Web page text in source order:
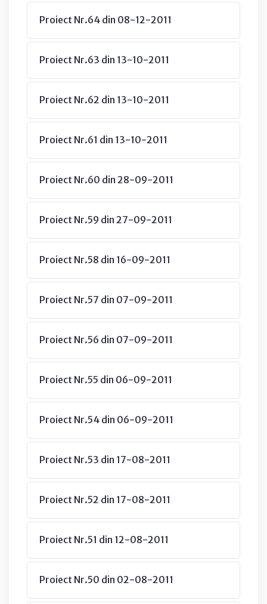
Proiect Nr.64 din 08-12-2011
Proiect Nr.63 din 13-10-2011
Proiect Nr.62 din 13-10-2011
Proiect Nr.61 din 13-10-2011
Proiect Nr.60 din 28-09-2011
Proiect Nr.59 din 27-09-2011
Proiect Nr.58 din 16-09-2011
Proiect Nr.57 din 07-09-2011
Proiect Nr.56 din 07-09-2011
Proiect Nr.55 din 06-09-2011
Proiect Nr.54 din 06-09-2011
Proiect Nr.53 din 17-08-2011
Proiect Nr.52 din 17-08-2011
Proiect Nr.51 din 12-08-2011
Proiect Nr.50 din 02-08-2011